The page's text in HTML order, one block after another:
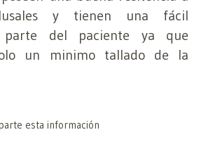
y tienen una fácil
parte del paciente ya que
un minimo tallado de la
esta información